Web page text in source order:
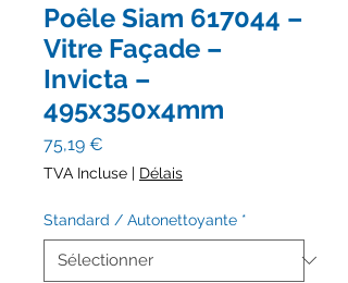
Poêle Siam 617044 –
Vitre Façade –
Invicta –
495x350x4mm
75,19 €
TVA Incluse | Délais
Standard / Autonettoyante *